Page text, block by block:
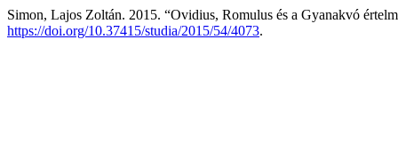
Simon, Lajos Zoltán. 2015. “Ovidius, Romulus és a Gyanakvó
https://doi.org/10.37415/studia/2015/54/4073.